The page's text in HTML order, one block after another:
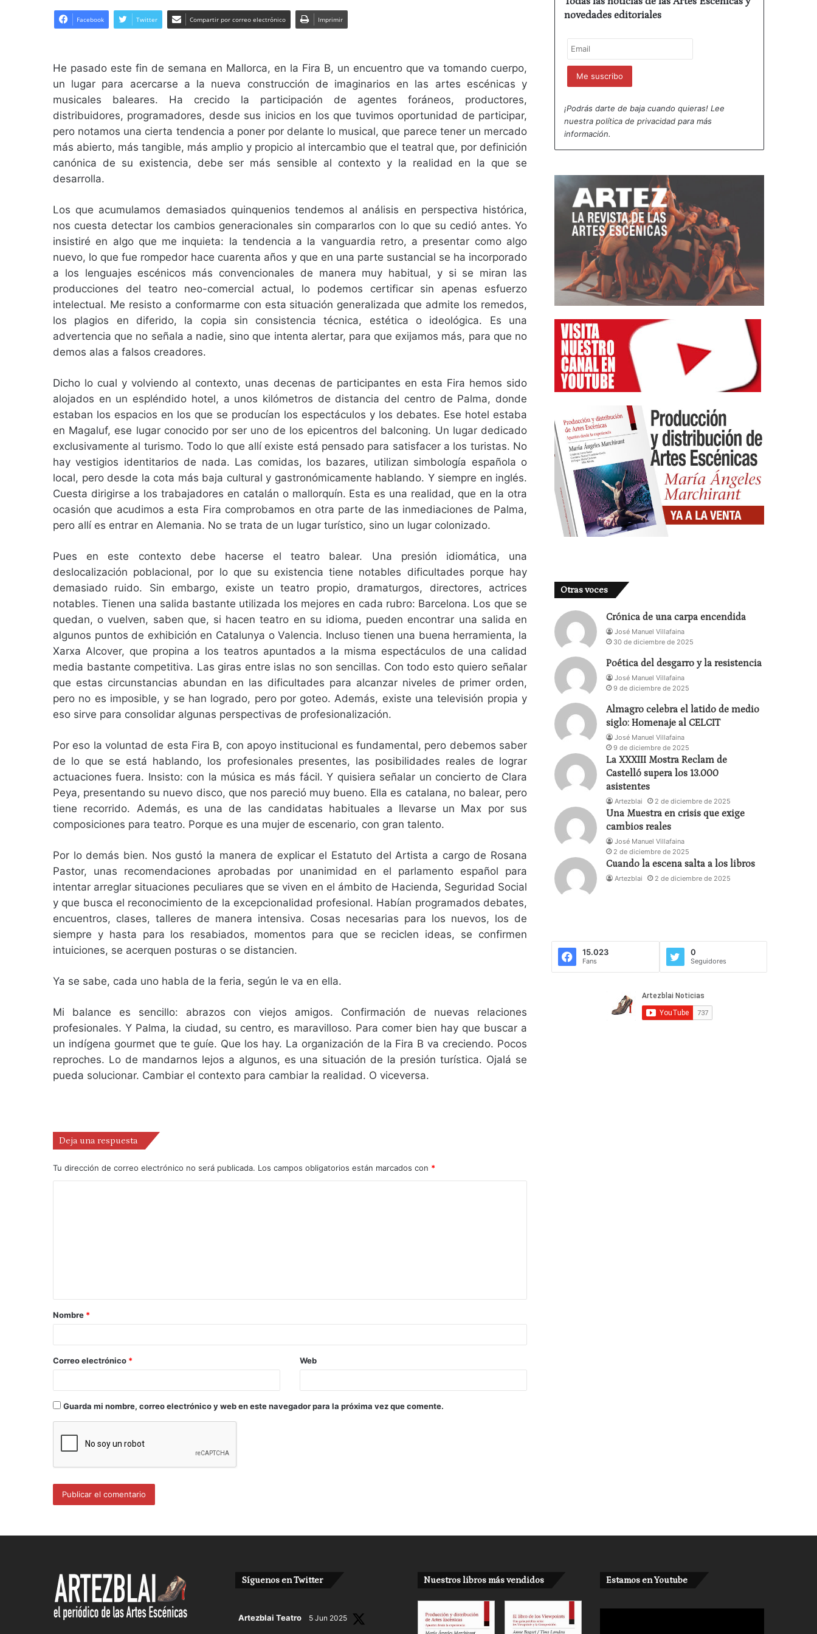
Facebook Twitter Compartir por correo electrónico Imprimir
He pasado este fin de semana en Mallorca, en la Fira B, un encuentro que va tomando cuerpo,
un lugar para acercarse a la nueva construcción de imaginarios en las artes escénicas y
musicales baleares. Ha crecido la participación de agentes foráneos, productores,
distribuidores, programadores, desde sus inicios en los que tuvimos oportunidad de participar,
pero notamos una cierta tendencia a poner por delante lo musical, que parece tener un mercado
más abierto, más tangible, más amplio y propicio al intercambio que el teatral que, por definición
canónica de su existencia, debe ser más sensible al contexto y la realidad en la que se
desarrolla.
Los que acumulamos demasiados quinquenios tendemos al análisis en perspectiva histórica,
nos cuesta detectar los cambios generacionales sin compararlos con lo que su cedió antes. Yo
insistiré en algo que me inquieta: la tendencia a la vanguardia retro, a presentar como algo
nuevo, lo que fue rompedor hace cuarenta años y que en una parte sustancial se ha incorporado
a los lenguajes escénicos más convencionales de manera muy habitual, y si se miran las
producciones del teatro neo-comercial actual, lo podemos certificar sin apenas esfuerzo
intelectual. Me resisto a conformarme con esta situación generalizada que admite los remedos,
los plagios en diferido, la copia sin consistencia técnica, estética o ideológica. Es una
advertencia que no señala a nadie, sino que intenta alertar, para que exijamos más, para que no
demos alas a falsos creadores.
Dicho lo cual y volviendo al contexto, unas decenas de participantes en esta Fira hemos sido
alojados en un espléndido hotel, a unos kilómetros de distancia del centro de Palma, donde
estaban los espacios en los que se producían los espectáculos y los debates. Ese hotel estaba
en Magaluf, ese lugar conocido por ser uno de los epicentros del balconing. Un lugar dedicado
exclusivamente al turismo. Todo lo que allí existe está pensado para satisfacer a los turistas. No
hay vestigios identitarios de nada. Las comidas, los bazares, utilizan simbología española o
local, pero desde la cota más baja cultural y gastronómicamente hablando. Y siempre en inglés.
Cuesta dirigirse a los trabajadores en catalán o mallorquín. Esta es una realidad, que en la otra
ocasión que acudimos a esta Fira comprobamos en otra parte de las inmediaciones de Palma,
pero allí es entrar en Alemania. No se trata de un lugar turístico, sino un lugar colonizado.
Pues en este contexto debe hacerse el teatro balear. Una presión idiomática, una
deslocalización poblacional, por lo que su existencia tiene notables dificultades porque hay
demasiado ruido. Sin embargo, existe un teatro propio, dramaturgos, directores, actrices
notables. Tienen una salida bastante utilizada los mejores en cada rubro: Barcelona. Los que se
quedan, o vuelven, saben que, si hacen teatro en su idioma, pueden encontrar una salida en
algunos puntos de exhibición en Catalunya o Valencia. Incluso tienen una buena herramienta, la
Xarxa Alcover, que propina a los teatros apuntados a la misma espectáculos de una calidad
media bastante competitiva. Las giras entre islas no son sencillas. Con todo esto quiero señalar
que estas circunstancias abundan en las dificultades para alcanzar niveles de primer orden,
pero no es imposible, y se han logrado, pero por goteo. Además, existe una televisión propia y
eso sirve para consolidar algunas perspectivas de profesionalización.
Por eso la voluntad de esta Fira B, con apoyo institucional es fundamental, pero debemos saber
de lo que se está hablando, los profesionales presentes, las posibilidades reales de lograr
actuaciones fuera. Insisto: con la música es más fácil. Y quisiera señalar un concierto de Clara
Peya, presentando su nuevo disco, que nos pareció muy bueno. Ella es catalana, no balear, pero
tiene recorrido. Además, es una de las candidatas habituales a llevarse un Max por sus
composiciones para teatro. Porque es una mujer de escenario, con gran talento.
Por lo demás bien. Nos gustó la manera de explicar el Estatuto del Artista a cargo de Rosana
Pastor, unas recomendaciones aprobadas por unanimidad en el parlamento español para
intentar arreglar situaciones peculiares que se viven en el ámbito de Hacienda, Seguridad Social
y que busca el reconocimiento de la excepcionalidad profesional. Habían programados debates,
encuentros, clases, talleres de manera intensiva. Cosas necesarias para los nuevos, los de
siempre y hasta para los resabiados, momentos para que se reciclen ideas, se confirmen
intuiciones, se acerquen posturas o se distancien.
Ya se sabe, cada uno habla de la feria, según le va en ella.
Mi balance es sencillo: abrazos con viejos amigos. Confirmación de nuevas relaciones
profesionales. Y Palma, la ciudad, su centro, es maravilloso. Para comer bien hay que buscar a
un indígena gourmet que te guíe. Que los hay. La organización de la Fira B va creciendo. Pocos
reproches. Lo de mandarnos lejos a algunos, es una situación de la presión turística. Ojalá se
pueda solucionar. Cambiar el contexto para cambiar la realidad. O viceversa.
Deja una respuesta
Tu dirección de correo electrónico no será publicada. Los campos obligatorios están marcados con *
Nombre *
Correo electrónico * Web
Guarda mi nombre, correo electrónico y web en este navegador para la próxima vez que comente.
novedades editoriales
¡Podrás darte de baja cuando quieras! Lee
nuestrapolítica de privacidad para más
información.
Otras voces
Crónica de una carpa encendida
José Manuel Villafaina
30 de diciembre de 2025
Poética del desgarro y la resistencia
José Manuel Villafaina
9 de diciembre de 2025
Almagro celebra el latido de medio
siglo: Homenaje al CELCIT
José Manuel Villafaina
9 de diciembre de 2025
La XXXIII Mostra Reclam de
Castelló supera los 13.000
asistentes
Artezblai 2 de diciembre de 2025
Una Muestra en crisis que exige
cambios reales
José Manuel Villafaina
2 de diciembre de 2025
Cuando la escena salta a los libros
Artezblai 2 de diciembre de 2025
15.023
Fans
0
Seguidores
Síguenos en Twitter
Artezblai Teatro 5 Jun 2025
Nuestros libros más vendidos Estamos en Youtube